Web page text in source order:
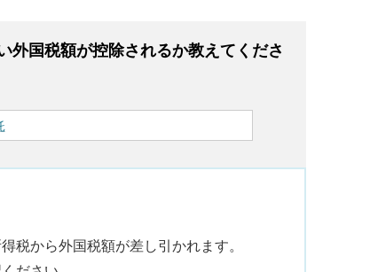
外国税額が控除されるか教えてくださ
税から外国税額が差し引かれます。